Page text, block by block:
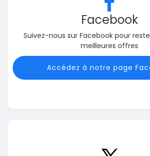
Facebook
Suivez-nous sur Facebook pour
meilleures offres
Accédez à notre page